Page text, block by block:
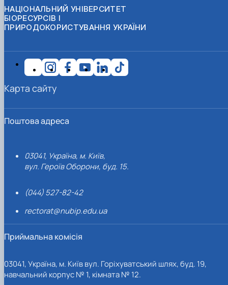
НАЦІОНАЛЬНИЙ УНІВЕРСИТЕТ
БІОРЕСУРСІВ І
ПРИРОДОКОРИСТУВАННЯ УКРАЇНИ
Поштова адреса
03041, Україна, м. Київ,
вул. Героїв Оборони, буд. 15.
(044) 527-82-42
rectorat@nubip.edu.ua
Приймальна комісія
03041, Україна, м. Київ вул. Горіхуватський шлях, буд. 19,
навчальний корпус № 1, кімната № 12.
Карта сайту